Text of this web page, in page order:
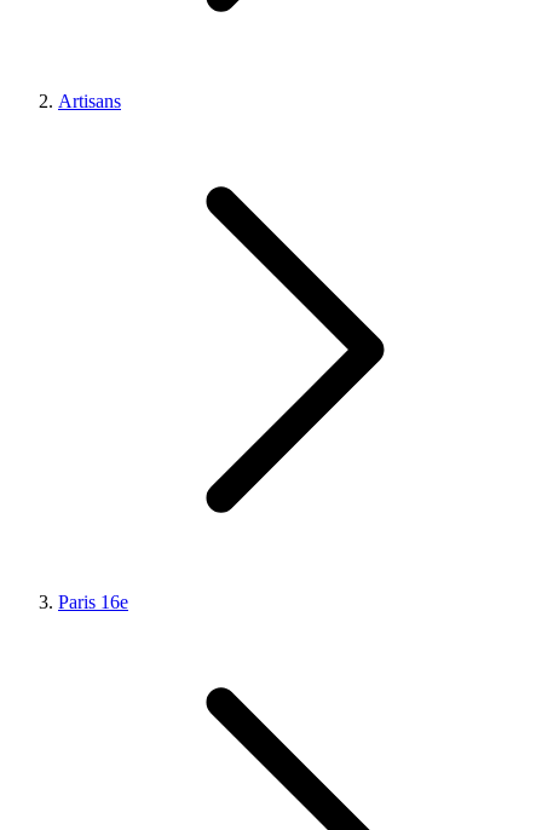
Artisans
Paris 16e